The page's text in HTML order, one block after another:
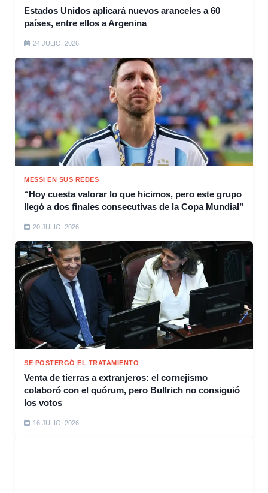
Estados Unidos aplicará nuevos aranceles a 60
países, entre ellos a Argenina
24 JULIO, 2026
MESSI EN SUS REDES
“Hoy cuesta valorar lo que hicimos, pero este grupo
llegó a dos finales consecutivas de la Copa Mundial”
20 JULIO, 2026
SE POSTERGÓ EL TRATAMIENTO
Venta de tierras a extranjeros: el cornejismo
colaboró con el quórum, pero Bullrich no consiguió
los votos
16 JULIO, 2026